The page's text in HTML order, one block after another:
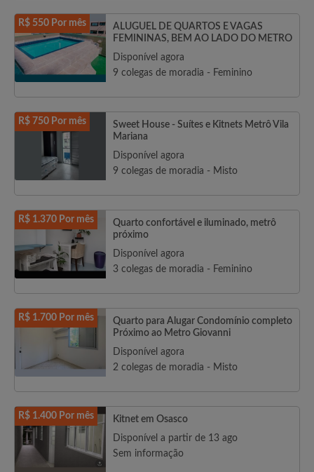
R$ 550 Por mês
ALUGUEL DE QUARTOS E VAGAS
FEMININAS, BEM AO LADO DO METRO
Disponível agora
9 colegas de moradia - Feminino
R$ 750 Por mês
Sweet House - Suítes e Kitnets Metrô Vila
Mariana
Disponível agora
9 colegas de moradia - Misto
R$ 1.370 Por mês
Quarto confortável e iluminado, metrô
próximo
Disponível agora
3 colegas de moradia - Feminino
R$ 1.700 Por mês
Quarto para Alugar Condomínio completo
Próximo ao Metro Giovanni
Disponível agora
2 colegas de moradia - Misto
R$ 1.400 Por mês
Kitnet em Osasco
Disponível a partir de 13 ago
Sem informação